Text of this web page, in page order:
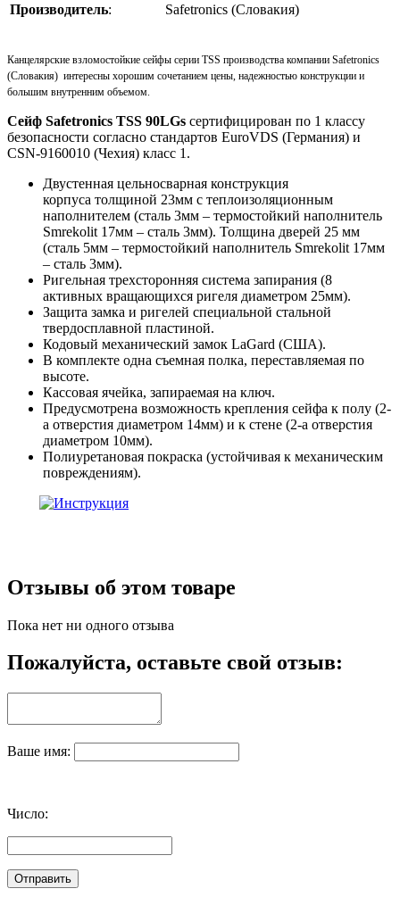
Производитель: Safetronics (Словакия)
Канцелярские взломостойкие сейфы серии TSS производства компании Safetronics
(Словакия) интересны хорошим сочетанием цены, надежностью конструкции и
большим внутренним объемом.
Сейф Safetronics TSS 90LGs сертифицирован по 1 классу
безопасности согласно стандартов EuroVDS (Германия) и
СSN-9160010 (Чехия) класс 1.
Двустенная цельносварная конструкция
корпуса толщиной 23мм с теплоизоляционным
наполнителем (сталь 3мм – термостойкий наполнитель
Smrekolit 17мм – сталь 3мм). Толщина дверей 25 мм
(сталь 5мм – термостойкий наполнитель Smrekolit 17мм
– сталь 3мм).
Ригельная трехсторонняя система запирания (8
активных вращающихся ригеля диаметром 25мм).
Защита замка и ригелей специальной стальной
твердосплавной пластиной.
Кодовый механический замок LaGard (США).
В комплекте одна съемная полка, переставляемая по
высоте.
Кассовая ячейка, запираемая на ключ.
Предусмотрена возможность крепления сейфа к полу (2-
а отверстия диаметром 14мм) и к стене (2-а отверстия
диаметром 10мм).
Полиуретановая покраска (устойчивая к механическим
повреждениям).
Отзывы об этом товаре
Пока нет ни одного отзыва
Пожалуйста, оставьте свой отзыв:
Ваше имя:
Число: